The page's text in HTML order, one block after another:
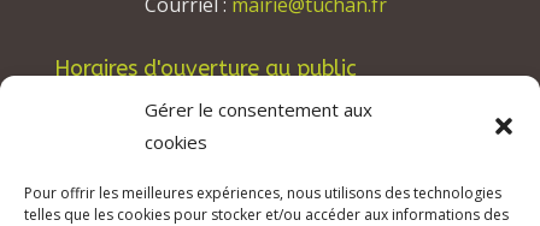
Gérer le consentement aux
cookies
Pour offrir les meilleures expériences, nous utilisons des technologies
telles que les cookies pour stocker et/ou accéder aux informations des
Horaires d'ouverture au public
Les lundis, mardis et jeudis : de 8h à 12h et de
13h30 à 17h30.
Les vendredis : de 8h à 12h.